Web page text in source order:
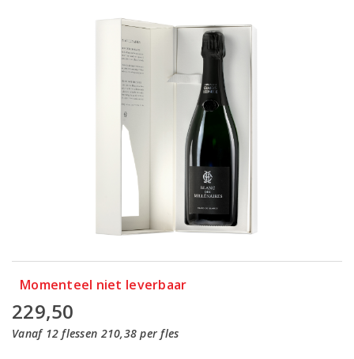
Momenteel niet leverbaar
229,50
Vanaf 12 flessen 210,38 per fles